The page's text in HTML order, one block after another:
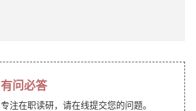
有问必答
专注在职读研，请在线提交您的问题。